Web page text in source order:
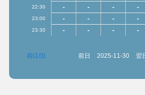
22:30 - - - -
23:00 - - - -
23:30 - - - -
前(1/3) 前日 2025-11-30 翌